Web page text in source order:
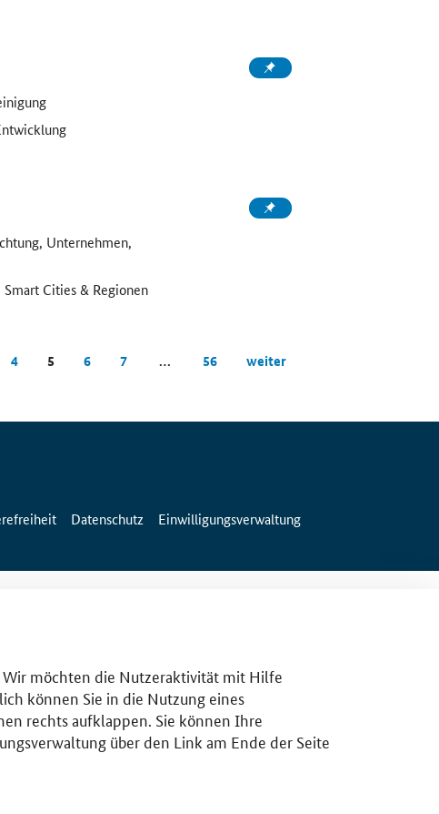
Unternehmen,
Cities & Regionen
4 5 6 7 … 56 weiter
Datenschutz Einwilligungsverwaltung
Wir möchten die Nutzeraktivität mit Hilfe
können Sie in die Nutzung eines
rechts aufklappen. Sie können Ihre
über den Link am Ende der Seite